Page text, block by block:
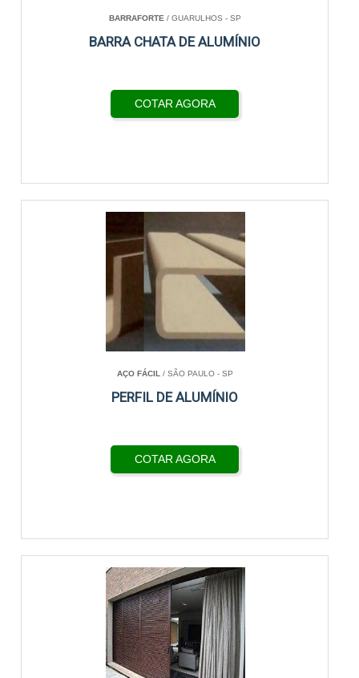
BARRAFORTE / GUARULHOS - SP
BARRA CHATA DE ALUMÍNIO
COTAR AGORA
AÇO FÁCIL / SÃO PAULO - SP
PERFIL DE ALUMÍNIO
COTAR AGORA